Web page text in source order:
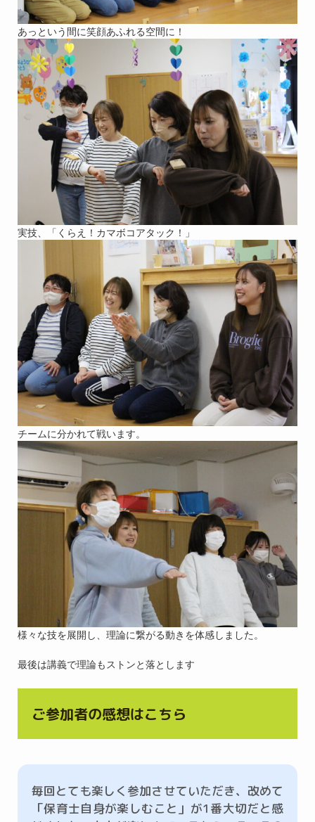
あっという間に笑顔あふれる空間に！
実技、「くらえ！カマボコアタック！」
チームに分かれて戦います。
様々な技を展開し、理論に繋がる動きを体感しました。
最後は講義で理論もストンと落とします
ご参加者の感想はこちら
毎回とても楽しく参加させていただき、改めて
「保育士自身が楽しむこと」が1番大切だと感